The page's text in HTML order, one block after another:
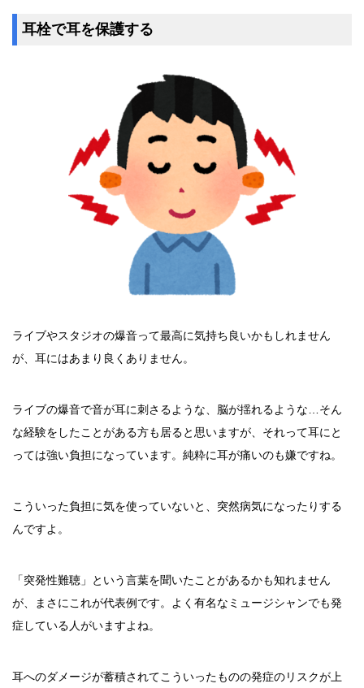
耳栓で耳を保護する
ライブやスタジオの爆音って最高に気持ち良いかもしれません
が、耳にはあまり良くありません。
ライブの爆音で音が耳に刺さるような、脳が揺れるような…そん
な経験をしたことがある方も居ると思いますが、それって耳にと
っては強い負担になっています。純粋に耳が痛いのも嫌ですね。
こういった負担に気を使っていないと、突然病気になったりする
んですよ。
「突発性難聴」という言葉を聞いたことがあるかも知れません
が、まさにこれが代表例です。よく有名なミュージシャンでも発
症している人がいますよね。
耳へのダメージが蓄積されてこういったものの発症のリスクが上